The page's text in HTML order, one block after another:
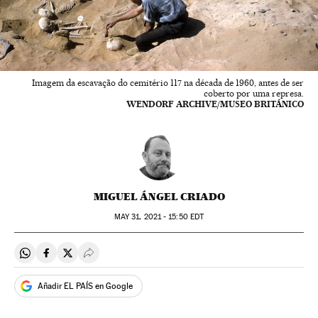
Imagem da escavação do cemitério 117 na década de 1960, antes de ser
coberto por uma represa.
WENDORF ARCHIVE/MUSEO BRITÁNICO
MIGUEL ÁNGEL CRIADO
MAY31, 2021 - 15:50EDT
Compartir en Whatsapp
Compartir en Facebook
Compartir en Twitter
Desplegar Redes Sociales
Añadir EL PAÍS en Google